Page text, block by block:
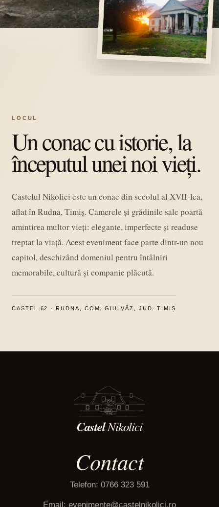
LOCUL
Un conac cu istorie, la
începutul unei noi vieți.
Castelul Nikolici este un conac din secolul al XVII-lea,
aflat în Rudna, Timiș. Camerele și grădinile sale poartă
amintirea multor vieți: elegante, imperfecte și readuse
treptat la viață. Acest eveniment face parte dintr-un nou
capitol, deschizând domeniul pentru întâlniri
memorabile, cultură și companie plăcută.
CASTEL 62 · RUDNA, COM. GIULVĂZ, JUD. TIMIȘ
Contact
Telefon: 0766 323 591
Email: evenimente@castelnikolici.ro
CastelNikolici